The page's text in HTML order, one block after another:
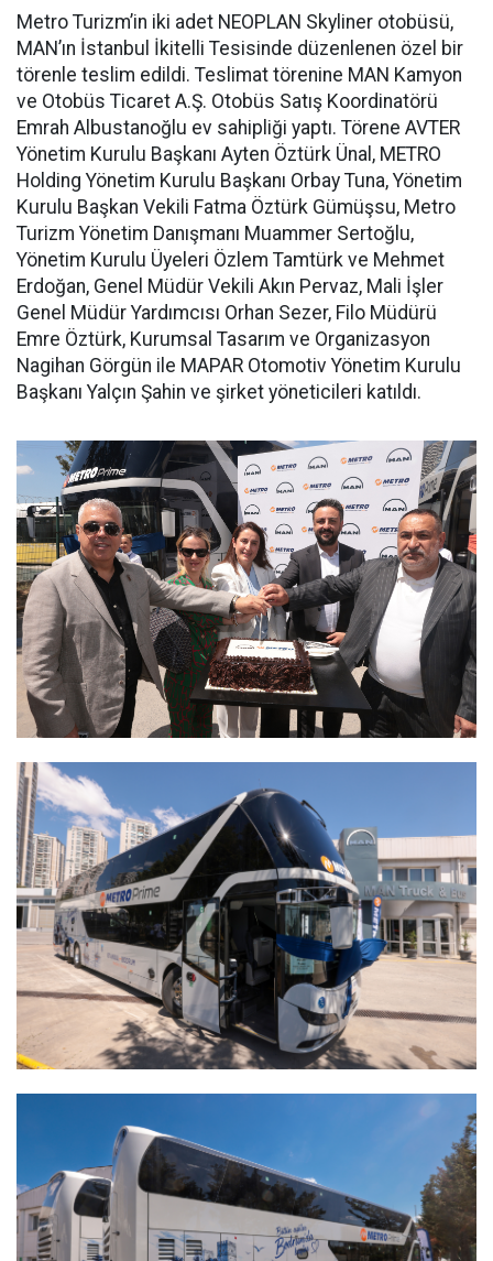
Metro Turizm’in iki adet NEOPLAN Skyliner otobüsü,
MAN’ın İstanbul İkitelli Tesisinde düzenlenen özel bir
törenle teslim edildi. Teslimat törenine MAN Kamyon
ve Otobüs Ticaret A.Ş. Otobüs Satış Koordinatörü
Emrah Albustanoğlu ev sahipliği yaptı. Törene AVTER
Yönetim Kurulu Başkanı Ayten Öztürk Ünal, METRO
Holding Yönetim Kurulu Başkanı Orbay Tuna, Yönetim
Kurulu Başkan Vekili Fatma Öztürk Gümüşsu, Metro
Turizm Yönetim Danışmanı Muammer Sertoğlu,
Yönetim Kurulu Üyeleri Özlem Tamtürk ve Mehmet
Erdoğan, Genel Müdür Vekili Akın Pervaz, Mali İşler
Genel Müdür Yardımcısı Orhan Sezer, Filo Müdürü
Emre Öztürk, Kurumsal Tasarım ve Organizasyon
Nagihan Görgün ile MAPAR Otomotiv Yönetim Kurulu
Başkanı Yalçın Şahin ve şirket yöneticileri katıldı.